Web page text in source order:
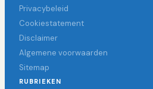
Privacybeleid
Cookiestatement
Disclaimer
Algemene voorwaarden
Sitemap
RUBRIEKEN